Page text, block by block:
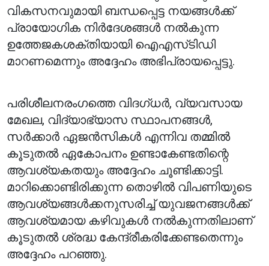
വികസനവുമായി ബന്ധപ്പെട്ട നയങ്ങൾക്ക്
പ്രായോഗിക നിർദേശങ്ങൾ നൽകുന്ന
ഉത്തേജകശക്തിയായി ഐഎസ്‌ടിഡി
മാറണമെന്നും അദ്ദേഹം അഭിപ്രായപ്പെട്ടു.
പരിശീലനരംഗത്തെ വിദഗ്ധർ, വ്യവസായ
മേഖല, വിദ്യാഭ്യാസ സ്ഥാപനങ്ങൾ,
സർക്കാർ ഏജൻസികൾ എന്നിവ തമ്മിൽ
കൂടുതൽ ഏകോപനം ഉണ്ടാകേണ്ടതിന്റെ
ആവശ്യകതയും അദ്ദേഹം ചൂണ്ടിക്കാട്ടി.
മാറിക്കൊണ്ടിരിക്കുന്ന തൊഴിൽ വിപണിയുടെ
ആവശ്യങ്ങൾക്കനുസരിച്ച് യുവജനങ്ങൾക്ക്
ആവശ്യമായ കഴിവുകൾ നൽകുന്നതിലാണ്
കൂടുതൽ ശ്രദ്ധ കേന്ദ്രീകരിക്കേണ്ടതെന്നും
അദ്ദേഹം പറഞ്ഞു.